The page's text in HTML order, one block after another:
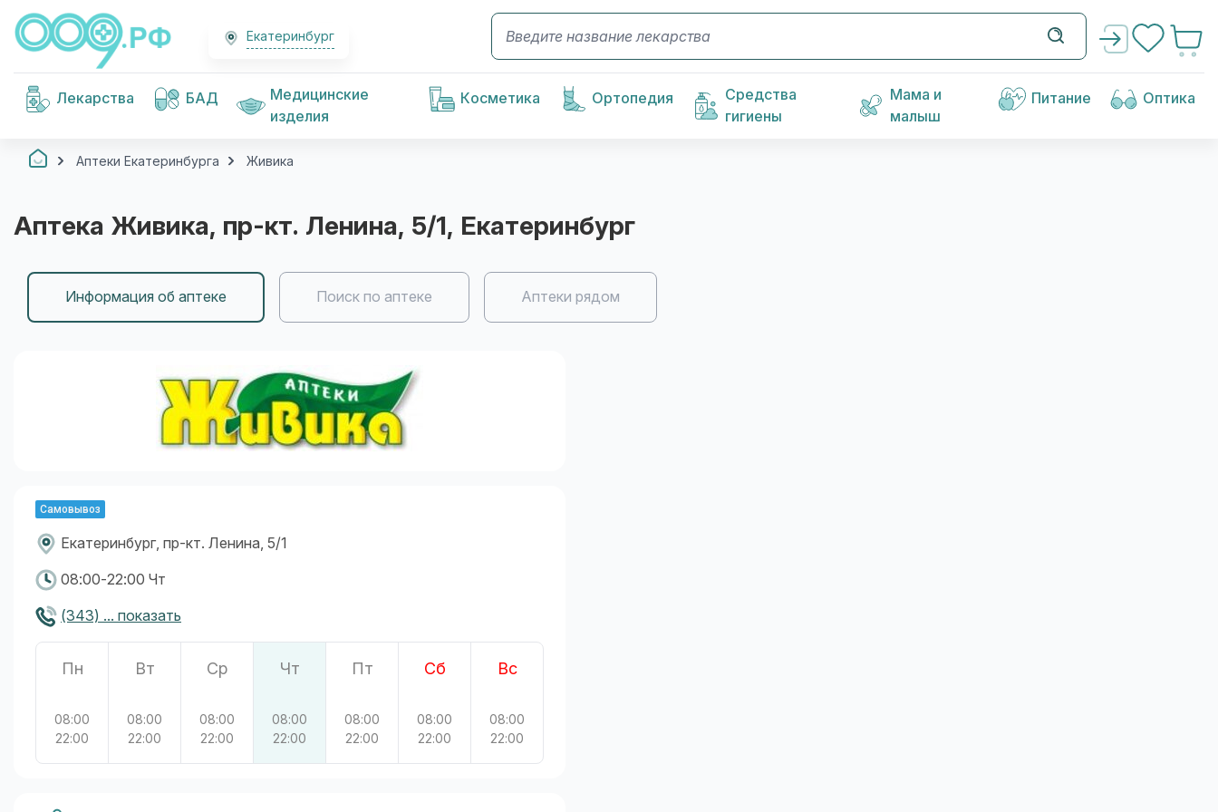
Екатеринбург
Лекарства БАД
Медицинские
изделия
Косметика Ортопедия
Средства
гигиены
Мама и
малыш
Питание Оптика
Аптеки Екатеринбурга Живика
Аптека Живика, пр-кт. Ленина, 5/1, Екатеринбург
Информация об аптеке Поиск по аптеке Аптеки рядом
Самовывоз
Екатеринбург, пр-кт. Ленина, 5/1
08:00-22:00 Чт
(343) ... показать
Пн
08:00
22:00
Вт
08:00
22:00
Ср
08:00
22:00
Чт
08:00
22:00
Пт
08:00
22:00
Сб
08:00
22:00
Вс
08:00
22:00